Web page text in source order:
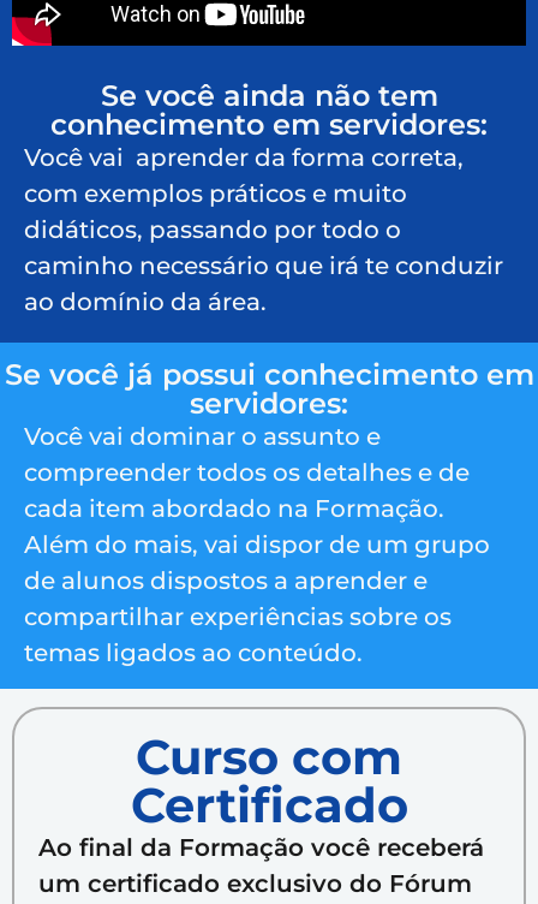
Se você ainda não tem
conhecimento em servidores:
Você vai aprender da forma correta,
com exemplos práticos e muito
didáticos, passando por todo o
caminho necessário que irá te conduzir
ao domínio da área.
Se você já possui conhecimento em
servidores:
Você vai dominar o assunto e
compreender todos os detalhes e de
cada item abordado na Formação.
Além do mais, vai dispor de um grupo
de alunos dispostos a aprender e
compartilhar experiências sobre os
temas ligados ao conteúdo.
Curso com
Certificado
Ao final da Formação você receberá
um certificado exclusivo do Fórum